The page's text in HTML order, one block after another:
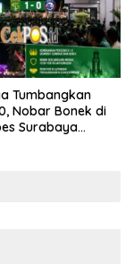
Tumbangkan
Nobar Bonek di
Surabaya